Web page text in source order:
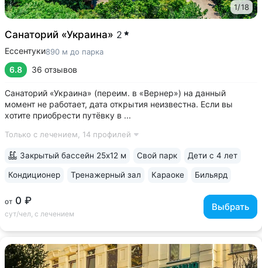
1/18
Санаторий «Украина» 2
Ессентуки890 м до парка
6.8 36 отзывов
Санаторий «Украина» (переим. в «Вернер») на данный
момент не работает, дата открытия неизвестна. Если вы
хотите приобрести путёвку в ...
Только с лечением, 14 профилей
от 0 ₽
сут/чел, с лечением
Выбрать
Закрытый бассейн 25х12 м Свой парк Дети с 4 лет
Кондиционер Тренажерный зал Караоке Бильярд